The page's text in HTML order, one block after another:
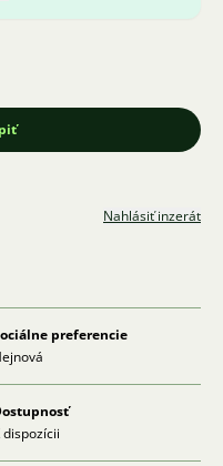
Nahlásiť inzerát
preferencie
dispozícii